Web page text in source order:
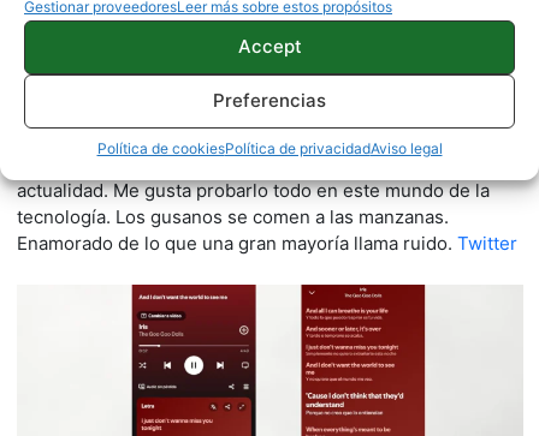
Gestionar proveedoresLeer más sobre estos propósitos
Accept
Preferencias
Política de cookiesPolítica de privacidadAviso legal
Quelian Sanz
11059 artículos publicados en ProAndroid desde 2020.
Redactor en Pro Android | Apasionado de ese Androide
verde que tanto esconde. Se comenta que tecleo sobre
actualidad. Me gusta probarlo todo en este mundo de la
tecnología. Los gusanos se comen a las manzanas.
Enamorado de lo que una gran mayoría llama ruido. Twitter